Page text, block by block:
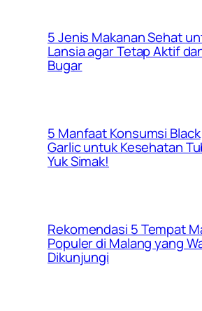
5 Jenis Makanan Sehat
Lansia agar Tetap Aktif
Bugar
5 Manfaat Konsumsi Black
Garlic untuk Kesehatan
Yuk Simak!
Rekomendasi 5 Tempat
Populer di Malang yang
Dikunjungi